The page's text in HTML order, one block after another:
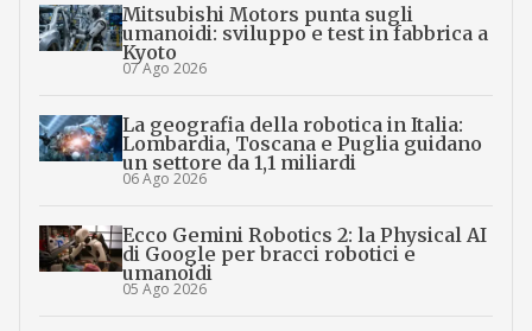
Mitsubishi Motors punta sugli
umanoidi: sviluppo e test in fabbrica a
Kyoto
07 Ago 2026
La geografia della robotica in Italia:
Lombardia, Toscana e Puglia guidano
un settore da 1,1 miliardi
06 Ago 2026
Ecco Gemini Robotics 2: la Physical AI
di Google per bracci robotici e
umanoidi
05 Ago 2026